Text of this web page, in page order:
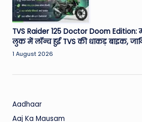
TVS Raider 125 Doctor Doom
लुक में लॉन्च हुई TVS की धाकड़ बाइक,
1 August 2026
Aadhaar
Aaj Ka Mausam